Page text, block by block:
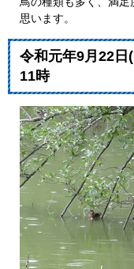
思います。
令和元年9月22
11時